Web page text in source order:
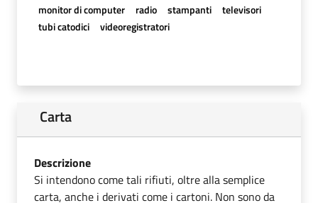
monitor di computer
radio stampanti
televisori
tubi catodici
videoregistratori
Carta
Descrizione
Si intendono come tali rifiuti, oltre alla semplice
carta, anche i derivati come i cartoni. Non sono da